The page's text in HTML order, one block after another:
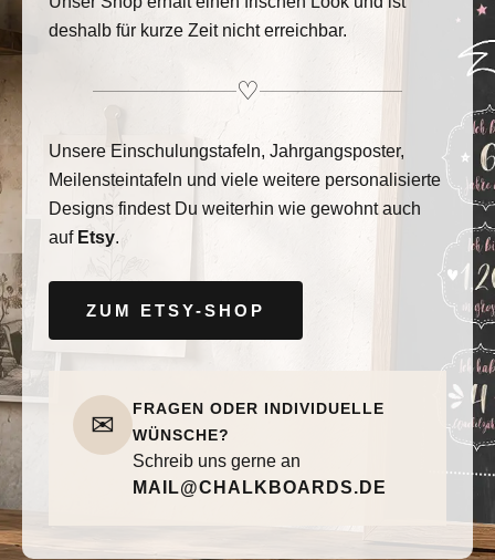
deshalb für kurze Zeit nicht erreichbar.
♡
Unsere Einschulungstafeln, Jahrgangsposter,
Meilensteintafeln und viele weitere personalisierte
Designs findest Du weiterhin wie gewohnt auch
auf Etsy.
ZUM ETSY-SHOP
✉
FRAGEN ODER INDIVIDUELLE
WÜNSCHE?
Schreib uns gerne an
MAIL@CHALKBOARDS.DE